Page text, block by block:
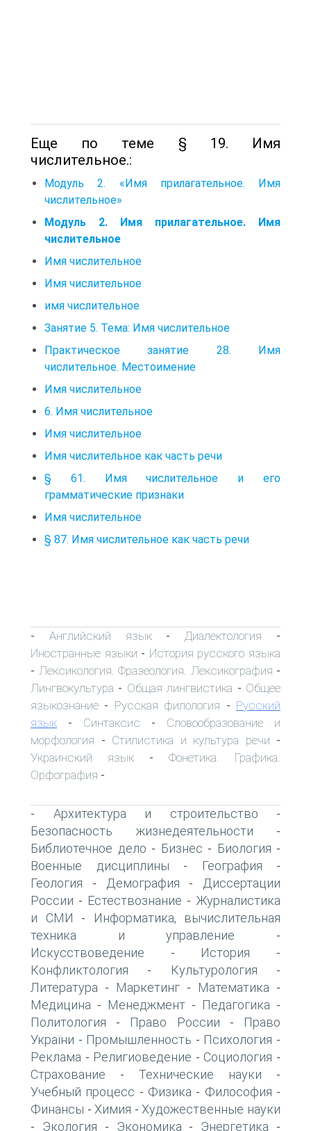
Еще по теме § 19. Имя
числительное.:
Модуль 2. «Имя прилагательное. Имя
числительное»
Модуль 2. Имя прилагательное. Имя
числительное
Имя числительное
Имя числительное
имя числительное
Занятие 5. Тема: Имя числительное
Практическое занятие 28. Имя
числительное. Местоимение
Имя числительное
6. Имя числительное
Имя числительное
Имя числительное как часть речи
§ 61. Имя числительное и его
грамматические признаки
Имя числительное
§ 87. Имя числительное как часть речи
- Английский язык- Диалектология -
Иностранные языки - История русского языка
- Лексикология. Фразеология. Лексикография -
Лингвокультура - Общая лингвистика - Общее
языкознание - Русская филология - Русский
язык - Синтаксис - Словообразование и
морфология - Стилистика и культура речи -
Украинский язык - Фонетика. Графика.
Орфография -
- Архитектура и строительство -
Безопасность жизнедеятельности -
Библиотечное дело - Бизнес - Биология -
Военные дисциплины - География -
Геология - Демография -
Диссертации
России - Естествознание - Журналистика
и СМИ -
Информатика, вычислительная
техника и управление -
Искусствоведение - История -
Конфликтология - Культурология -
Литература - Маркетинг - Математика -
Медицина - Менеджмент - Педагогика -
Политология - Право России -
Право
України - Промышленность - Психология -
Реклама - Религиоведение - Социология -
Страхование - Технические науки -
Учебный процесс - Физика - Философия -
Финансы - Химия - Художественные науки
- Экология - Экономика - Энергетика -